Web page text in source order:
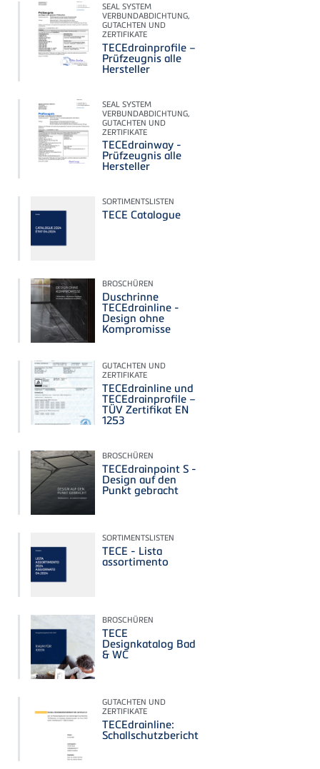
SEAL SYSTEM
VERBUNDABDICHTUNG,
GUTACHTEN UND
ZERTIFIKATE
TECEdrainprofile –
Prüfzeugnis alle
Hersteller
SEAL SYSTEM
VERBUNDABDICHTUNG,
GUTACHTEN UND
ZERTIFIKATE
TECEdrainway -
Prüfzeugnis alle
Hersteller
SORTIMENTSLISTEN
TECE Catalogue
BROSCHÜREN
Duschrinne
TECEdrainline -
Design ohne
Kompromisse
GUTACHTEN UND
ZERTIFIKATE
TECEdrainline und
TECEdrainprofile –
TÜV Zertifikat EN
1253
BROSCHÜREN
TECEdrainpoint S -
Design auf den
Punkt gebracht
SORTIMENTSLISTEN
TECE - Lista
assortimento
BROSCHÜREN
TECE
Designkatalog Bad
& WC
GUTACHTEN UND
ZERTIFIKATE
TECEdrainline:
Schallschutzbericht